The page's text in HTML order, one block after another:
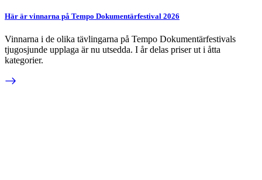
Här är vinnarna på Tempo Dokumentärfestival 2026
Vinnarna i de olika tävlingarna på Tempo Dokumentärfestivals
tjugosjunde upplaga är nu utsedda. I år delas priser ut i åtta
kategorier.